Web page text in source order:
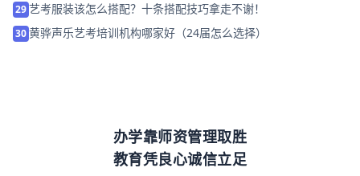
29艺考服装该怎么搭配？十条搭配技巧拿走不谢！
30黄骅声乐艺考培训机构哪家好（24届怎么选择）
办学靠师资管理取胜
教育凭良心诚信立足